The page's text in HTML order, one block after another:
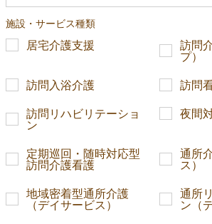
施設・サービス種類
居宅介護支援
訪問
プ）
訪問入浴介護 訪問
訪問リハビリテーショ
ン
夜間
定期巡回・随時対応型
訪問介護看護
通所
ス）
地域密着型通所介護
（デイサービス）
通所
ン（